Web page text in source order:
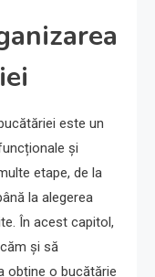
este un
și
etape, de la
la alegerea
În acest capitol,
și să
obține o bucătărie